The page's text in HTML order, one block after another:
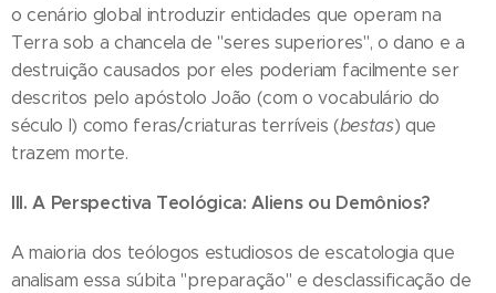
o cenário global introduzir entidades que operam na
Terra sob a chancela de "seres superiores", o dano e a
destruição causados por eles poderiam facilmente ser
descritos pelo apóstolo João (com o vocabulário do
século I) como feras/criaturas terríveis (bestas) que
trazem morte.
III. A Perspectiva Teológica: Aliens ou Demônios?
A maioria dos teólogos estudiosos de escatologia que
analisam essa súbita "preparação" e desclassificação de